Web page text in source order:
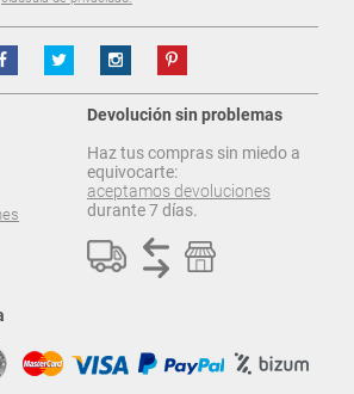
Devolución sin problemas
Haz tus compras sin miedo a
equivocarte:
aceptamos devoluciones
durante 7 días.